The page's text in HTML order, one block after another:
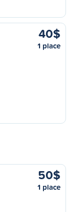
40$
1 place
50$
1 place